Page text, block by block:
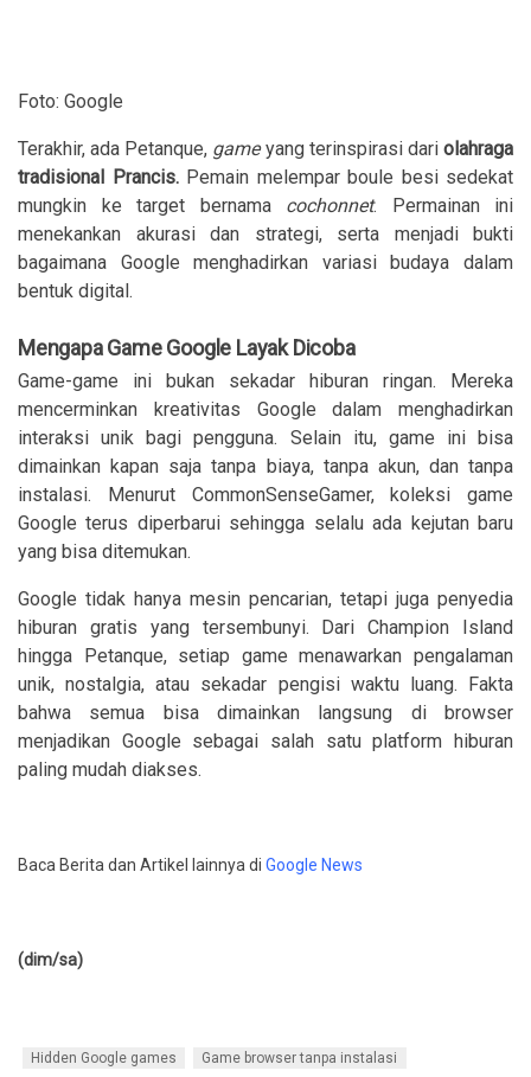
Foto: Google
Terakhir, ada Petanque, gameyang terinspirasi dariolahraga
tradisional Prancis. Pemain melempar boule besi sedekat
mungkin ke target bernama cochonnet. Permainan ini
menekankan akurasi dan strategi, serta menjadi bukti
bagaimana Google menghadirkan variasi budaya dalam
bentuk digital.
Mengapa Game Google Layak Dicoba
Game-game ini bukan sekadar hiburan ringan. Mereka
mencerminkan kreativitas Google dalam menghadirkan
interaksi unik bagi pengguna. Selain itu, game ini bisa
dimainkan kapan saja tanpa biaya, tanpa akun, dan tanpa
instalasi. Menurut CommonSenseGamer, koleksi game
Google terus diperbarui sehingga selalu ada kejutan baru
yang bisa ditemukan.
Google tidak hanya mesin pencarian, tetapi juga penyedia
hiburan gratis yang tersembunyi. Dari Champion Island
hingga Petanque, setiap game menawarkan pengalaman
unik, nostalgia, atau sekadar pengisi waktu luang. Fakta
bahwa semua bisa dimainkan langsung di browser
menjadikan Google sebagai salah satu platform hiburan
paling mudah diakses.
Baca Berita dan Artikel lainnya di Google News
(dim/sa)
Hidden Google games Game browser tanpa instalasi